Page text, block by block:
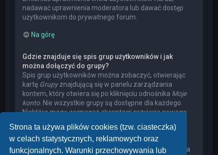
Strona ta używa plików cookies (tzw. ciasteczka)
w celach statystycznych, reklamowych oraz
funkcjonalnych. Warunki przechowywania lub
nadawać uprawnienia moderatora lub dawać dostęp
użytkownikom do prywatnego forum.
Na górę
Gdzie znajduje się spis grup użytkowników i jak
można dołączyć do grupy?
Spis grup użytkowników można zobaczyć, otwierając
kartę Grupyznajdującą się w panelu zarządzania
kontem, który otwiera się po kliknięciu odnośnika Moje
konto. Nie wszystkie grupy są dostępne dla każdego.
Niektóre mogą wymagać akceptacji przyjęcia nowego
mogą mieć ukrytych członków. Użytkownik może
poprosić o przyjęcie do danej grupy, naciskając
odpowiedni przycisk. Prośba o przyjęcie do grupy, która